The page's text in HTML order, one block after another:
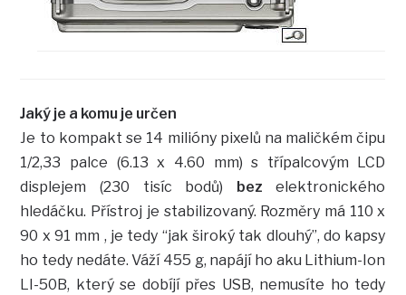
Jaký je a komu je určen
Je to kompakt se 14 milióny pixelů na maličkém čipu
1/2,33 palce (6.13 x 4.60 mm) s třípalcovým LCD
displejem (230 tisíc bodů)
bez elektronického
hledáčku. Přístroj je stabilizovaný. Rozměry má 110 x
90 x 91 mm , je tedy “jak široký tak dlouhý”, do kapsy
ho tedy nedáte. Váží 455 g, napájí ho aku Lithium-Ion
LI-50B, který se dobíjí přes USB, nemusíte ho tedy